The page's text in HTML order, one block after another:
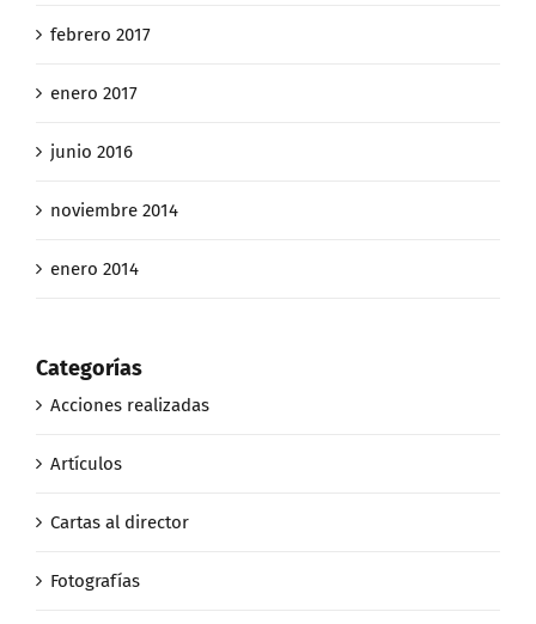
febrero 2017
enero 2017
junio 2016
noviembre 2014
enero 2014
Categorías
Acciones realizadas
Artículos
Cartas al director
Fotografías